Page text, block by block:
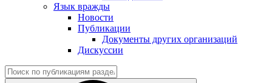
Язык вражды
Новости
Публикации
Документы других организаций
Дискуссии